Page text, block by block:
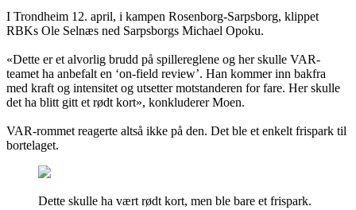
I Trondheim 12. april, i kampen Rosenborg-Sarpsborg, klippet
RBKs Ole Selnæs ned Sarpsborgs Michael Opoku.
«Dette er et alvorlig brudd på spillereglene og her skulle VAR-
teamet ha anbefalt en ‘on-field review’. Han kommer inn bakfra
med kraft og intensitet og utsetter motstanderen for fare. Her skulle
det ha blitt gitt et rødt kort», konkluderer Moen.
VAR-rommet reagerte altså ikke på den. Det ble et enkelt frispark til
bortelaget.
Dette skulle ha vært rødt kort, men ble bare et frispark.